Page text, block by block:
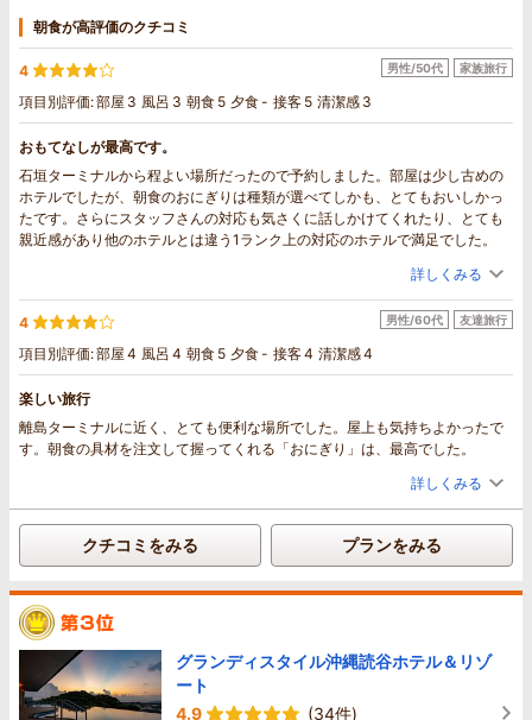
朝食が高評価のクチコミ
4
項目別評価:部屋 3 風呂 3 朝食 5 夕食- 接客 5 清潔感 3
男性/50代 家族旅行
おもてなしが最高です。
石垣ターミナルから程よい場所だったので予約しました。部屋は少し古めの
ホテルでしたが、朝食のおにぎりは種類が選べてしかも、とてもおいしかっ
たです。さらにスタッフさんの対応も気さくに話しかけてくれたり、とても
親近感があり他のホテルとは違う1ランク上の対応のホテルで満足でした。
詳しくみる
4
項目別評価:部屋 4 風呂 4 朝食 5 夕食- 接客4 清潔感4
男性/60代 友達旅行
楽しい旅行
離島ターミナルに近く、とても便利な場所でした。屋上も気持ちよかったで
す。朝食の具材を注文して握ってくれる「おにぎり」は、最高でした。
詳しくみる
クチコミをみる プランをみる
グランディスタイル沖縄読谷ホテル＆リゾ
ート
4.9
(34件)